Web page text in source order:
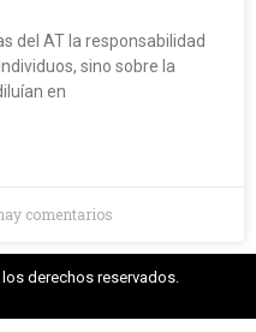
del AT la responsabilidad
sino sobre la
en
comentarios
derechos reservados.